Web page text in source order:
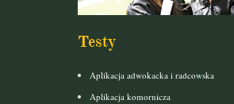
Testy
Aplikacja adwokacka i radcowska
Aplikacja komornicza